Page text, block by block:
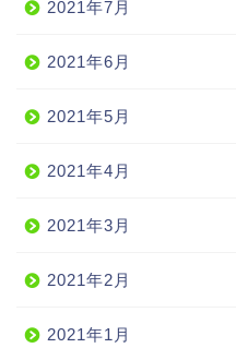
2021年7月
2021年6月
2021年5月
2021年4月
2021年3月
2021年2月
2021年1月